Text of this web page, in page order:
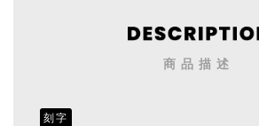
商品描述
刻字